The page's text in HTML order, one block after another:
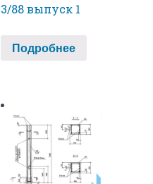
3/88 выпуск 1
Подробнее